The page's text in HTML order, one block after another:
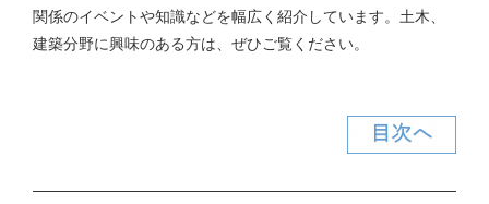
関係のイベントや知識などを幅広く紹介しています。土木、
建築分野に興味のある方は、ぜひご覧ください。